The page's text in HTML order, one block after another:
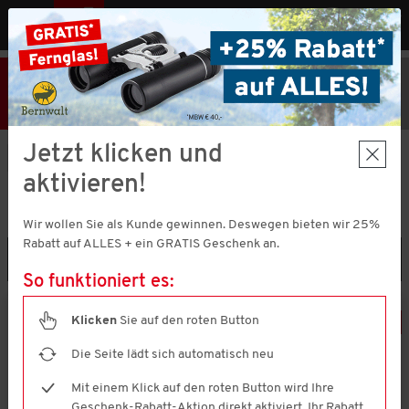
MENÜ
25% Rabatt
+ Geschenk
Hier klicken
Code V51373 einlösen!
MBW € 40,-
Marken Tom Ramsey
Jetzt klicken und
aktivieren!
Wir wollen Sie als Kunde gewinnen. Deswegen bieten wir 25%
Rabatt auf ALLES + ein GRATIS Geschenk an.
So funktioniert es:
Klicken Sie auf den roten Button
Die Seite lädt sich automatisch neu
Mit einem Klick auf den roten Button wird Ihre